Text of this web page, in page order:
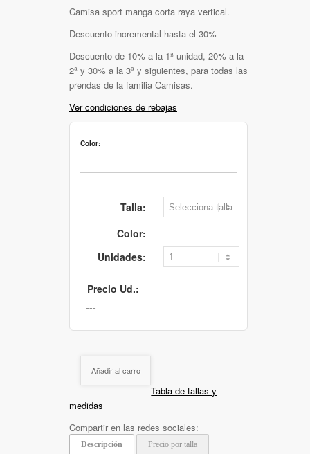
Camisa sport manga corta raya vertical.
Descuento incremental hasta el 30%
Descuento de 10% a la 1ª unidad, 20% a la
2ª y 30% a la 3ª y siguientes, para todas las
prendas de la familia Camisas.
Ver condiciones de rebajas
Color:
Talla:
Color:
Unidades:
Precio Ud.:
Añadir al carro
Tabla de tallas y
medidas
Compartir en las redes sociales:
Descripción Precio por talla